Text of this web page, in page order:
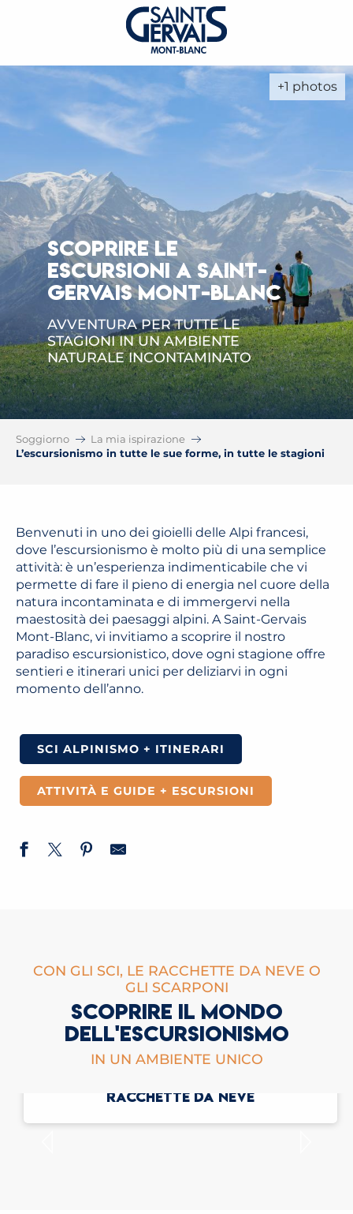
+1 photos
SCOPRIRE LE
ESCURSIONI A SAINT-
GERVAIS MONT-BLANC
AVVENTURA PER TUTTE LE
STAGIONI IN UN AMBIENTE
NATURALE INCONTAMINATO
Soggiorno
La mia ispirazione
L’escursionismo in tutte le sue forme, in tutte le stagioni
Benvenuti in uno dei gioielli delle Alpi francesi,
dove l’escursionismo è molto più di una semplice
attività: è un’esperienza indimenticabile che vi
permette di fare il pieno di energia nel cuore della
natura incontaminata e di immergervi nella
maestosità dei paesaggi alpini. A Saint-Gervais
Mont-Blanc, vi invitiamo a scoprire il nostro
paradiso escursionistico, dove ogni stagione offre
sentieri e itinerari unici per deliziarvi in ogni
momento dell’anno.
SCI ALPINISMO + ITINERARI
ATTIVITÀ E GUIDE + ESCURSIONI
CON GLI SCI, LE RACCHETTE DA NEVE O
GLI SCARPONI
SCOPRIRE IL MONDO
DELL'ESCURSIONISMO
IN UN AMBIENTE UNICO
RACCHETTE DA NEVE